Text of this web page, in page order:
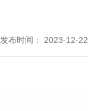
发布时间： 2023-12-22